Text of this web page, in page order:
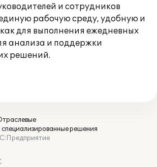
и сотрудников
рабочую среду, удобную и
для выполнения ежедневных
анализа и поддержки
решений.
специализированные решения